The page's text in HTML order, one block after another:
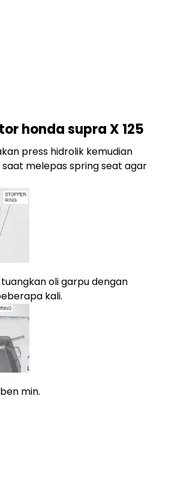
honda supra X 125
press hidrolik kemudian
melepas spring seat agar
oli garpu dengan
kali.
min.